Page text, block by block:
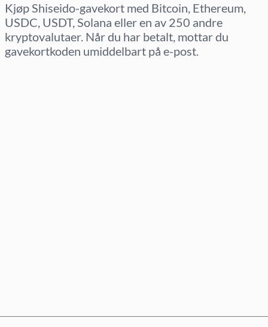
Kjøp Shiseido-gavekort med Bitcoin, Ethereum,
USDC, USDT, Solana eller en av 250 andre
kryptovalutaer. Når du har betalt, mottar du
gavekortkoden umiddelbart på e-post.